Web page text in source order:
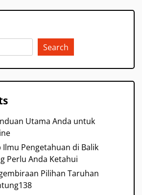
Search
Utama Anda untuk
Ilmu Pengetahuan di Balik
Perlu Anda Ketahui
Pilihan Taruhan